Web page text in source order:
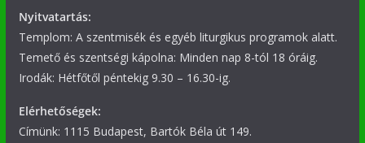
Nyitvatartás:
Templom: A szentmisék és egyéb liturgikus programok alatt.
Temető és szentségi kápolna: Minden nap 8-tól 18 óráig.
Irodák: Hétfőtől péntekig 9.30 – 16.30-ig.
Elérhetőségek:
Címünk: 1115 Budapest, Bartók Béla út 149.